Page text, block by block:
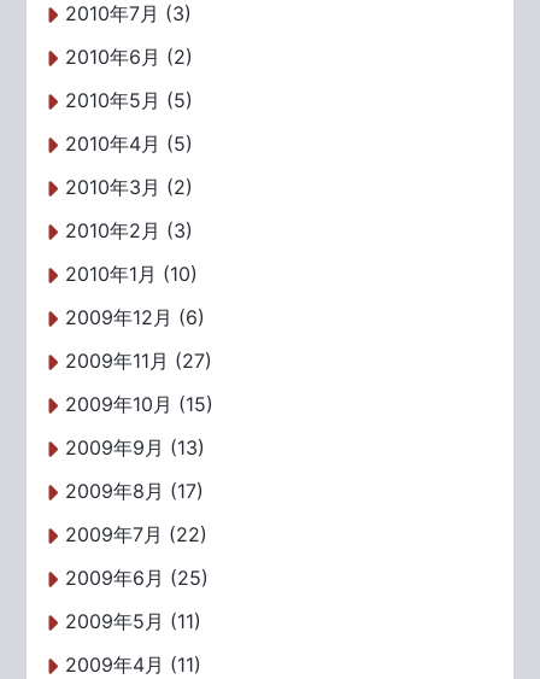
2010年7月 (3)
2010年6月 (2)
2010年5月 (5)
2010年4月 (5)
2010年3月 (2)
2010年2月 (3)
2010年1月 (10)
2009年12月 (6)
2009年11月 (27)
2009年10月 (15)
2009年9月 (13)
2009年8月 (17)
2009年7月 (22)
2009年6月 (25)
2009年5月 (11)
2009年4月 (11)